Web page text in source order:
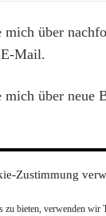
Zustimmung
zu bieten, verwenden wir
mich über
Mail.
mich über neue